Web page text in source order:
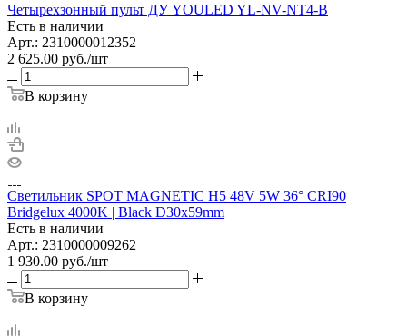
Четырехзонный пульт ДУ YOULED YL-NV-NT4-B
Есть в наличии
Арт.: 2310000012352
2 625.00 руб./шт
В корзину
Светильник SPOT MAGNETIC H5 48V 5W 36° CRI90
Bridgelux 4000K | Black D30х59mm
Есть в наличии
Арт.: 2310000009262
1 930.00 руб./шт
В корзину